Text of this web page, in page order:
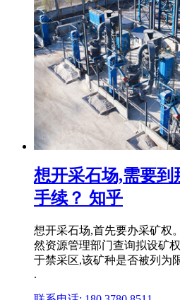
想开采石场,需要
手续？ 知乎
想开采石场,首先要办采矿权
然资源管理部门查询拟设矿
于禁采区,该矿种是否被列为
.